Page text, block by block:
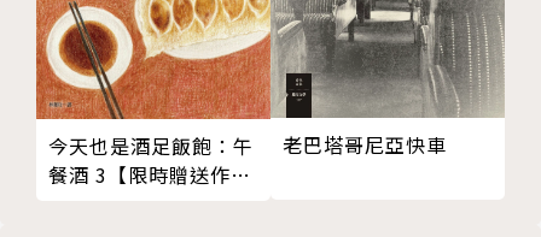
黃易涉獵廣博，藝術、文史、玄學、五行術數、周易佛
理，皆是他所熱愛鑽研的範疇，更以此為基礎，在武俠
文學中開創出獨特的玄幻與架空武俠之恢弘格局。第一
部長篇鉅著《覆雨翻雲》出版，便風靡了無數武俠讀
者；之後以穿越至戰國時代的《尋秦記》，以及以隋末
諸雄逐鹿中原為主軸的《大唐雙龍傳》，更是屢創傳
第二十一章 完美無瑕
第二十二章 逍遙拆氣
第二十三章 蟲鳴蟬唱
第二十四章 意外收穫
第二十五章 同仇敵愾
第二十六章 自然之道
今天也是酒足飯飽：午
餐酒 3【限時贈送作者
老巴塔哥尼亞快車